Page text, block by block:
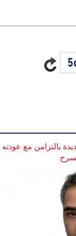
بالتزامن مع عودته